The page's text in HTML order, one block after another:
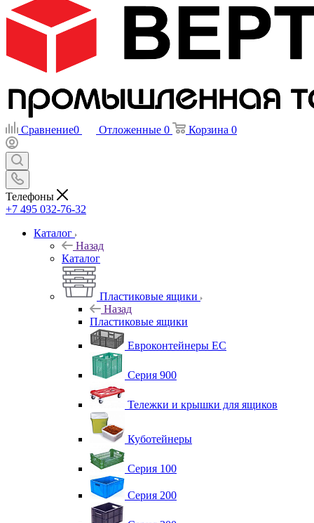
Сравнение0 Отложенные 0 Корзина 0
Телефоны
+7 495 032-76-32
Каталог
Назад
Каталог
Пластиковые ящики
Назад
Пластиковые ящики
Евроконтейнеры ЕС
Серия 900
Тележки и крышки для ящиков
Куботейнеры
Серия 100
Серия 200